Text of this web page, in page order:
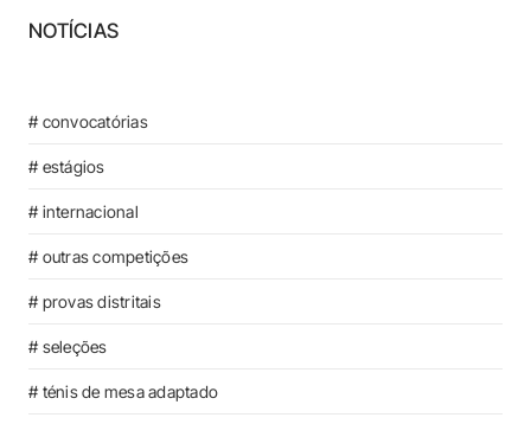
NOTÍCIAS
# convocatórias
# estágios
# internacional
# outras competições
# provas distritais
# seleções
# ténis de mesa adaptado